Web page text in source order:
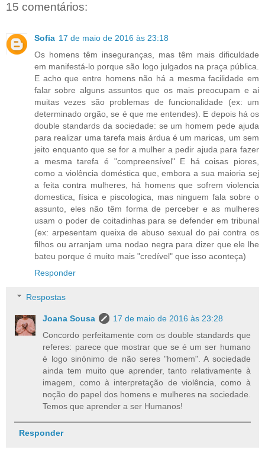
15 comentários:
Sofia 17 de maio de 2016 às 23:18
Os homens têm inseguranças, mas têm mais dificuldade
em manifestá-lo porque são logo julgados na praça pública.
E acho que entre homens não há a mesma facilidade em
falar sobre alguns assuntos que os mais preocupam e ai
muitas vezes são problemas de funcionalidade (ex: um
determinado orgão, se é que me entendes). E depois há os
double standards da sociedade: se um homem pede ajuda
para realizar uma tarefa mais árdua é um maricas, um sem
jeito enquanto que se for a mulher a pedir ajuda para fazer
a mesma tarefa é "compreensível" E há coisas piores,
como a violência doméstica que, embora a sua maioria sej
a feita contra mulheres, há homens que sofrem violencia
domestica, física e piscologica, mas ninguem fala sobre o
assunto, eles não têm forma de perceber e as mulheres
usam o poder de coitadinhas para se defender em tribunal
(ex: arpesentam queixa de abuso sexual do pai contra os
filhos ou arranjam uma nodao negra para dizer que ele lhe
bateu porque é muito mais "credível" que isso aconteça)
Responder
Respostas
Joana Sousa
17 de maio de 2016 às 23:28
Concordo perfeitamente com os double standards que
referes: parece que mostrar que se é um ser humano
é logo sinónimo de não seres "homem". A sociedade
ainda tem muito que aprender, tanto relativamente à
imagem, como à interpretação de violência, como à
noção do papel dos homens e mulheres na sociedade.
Temos que aprender a ser Humanos!
Responder